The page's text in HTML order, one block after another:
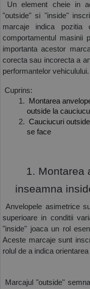
Un element cheie in
"outside" si "inside"
marcaje indica pozitia
comportamentul masinii
importanta acestor
corecta sau incorecta a
performantelor vehiculului.
Cuprins:
Montarea
outside la
Cauciucuri
se face
1. Montarea
inseamna
Anvelopele asimetrice
superioare in conditii
"inside" joaca un rol
Aceste marcaje sunt
rolul de a indica
Marcajul "outside"